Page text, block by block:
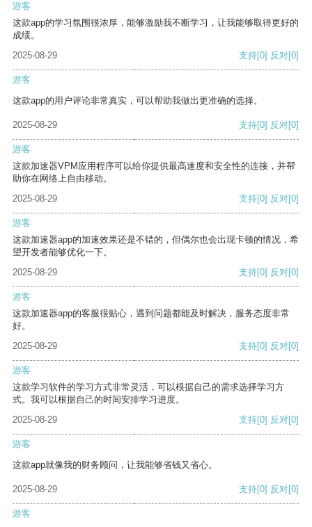
游客
这款app的学习氛围很浓厚，能够激励我不断学习，让我能够取得更好的
成绩。
2025-08-29
支持[0] 反对[0]
游客
这款app的用户评论非常真实，可以帮助我做出更准确的选择。
2025-08-29 支持[0] 反对[0]
游客
这款加速器VPM应用程序可以给你提供最高速度和安全性的连接，并帮
助你在网络上自由移动。
2025-08-29
支持[0] 反对[0]
游客
这款加速器app的加速效果还是不错的，但偶尔也会出现卡顿的情况，希
望开发者能够优化一下。
2025-08-29
支持[0] 反对[0]
游客
这款加速器app的客服很贴心，遇到问题都能及时解决，服务态度非常
好。
2025-08-29
支持[0] 反对[0]
游客
这款学习软件的学习方式非常灵活，可以根据自己的需求选择学习方
式。我可以根据自己的时间安排学习进度。
2025-08-29
支持[0] 反对[0]
游客
这款app就像我的财务顾问，让我能够省钱又省心。
2025-08-29 支持[0] 反对[0]
游客